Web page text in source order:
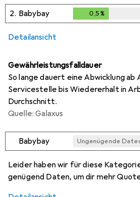
0,2%
2. Babybay 0,5 %
Detailansicht
Gewährleistungsfalldauer
So lange dauert eine Abwicklung
Servicestelle bis Wiedererhalt in
Durchschnitt.
Quelle: Galaxus
Babybay Ungenügende
Leider haben wir für diese
genügend Daten, um dir mehr